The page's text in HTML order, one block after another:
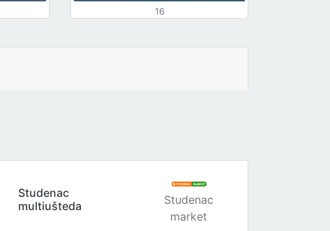
16
Studenac
multiušteda
Studenac
market